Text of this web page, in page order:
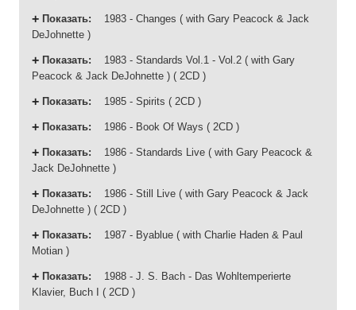
Показать:
1983 - Changes ( with Gary Peacock & Jack
DeJohnette )
Показать:
1983 - Standards Vol.1 - Vol.2 ( with Gary
Peacock & Jack DeJohnette ) ( 2CD )
Показать: 1985 - Spirits ( 2CD )
Показать: 1986 - Book Of Ways ( 2CD )
Показать:
1986 - Standards Live ( with Gary Peacock &
Jack DeJohnette )
Показать:
1986 - Still Live ( with Gary Peacock & Jack
DeJohnette ) ( 2CD )
Показать:
1987 - Byablue ( with Charlie Haden & Paul
Motian )
Показать:
1988 - J. S. Bach - Das Wohltemperierte
Klavier, Buch I ( 2CD )